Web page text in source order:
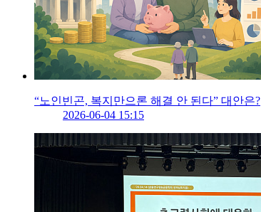
“노인빈곤, 복지만으론 해결 안 된다” 대안은?
2026-06-04 15:15